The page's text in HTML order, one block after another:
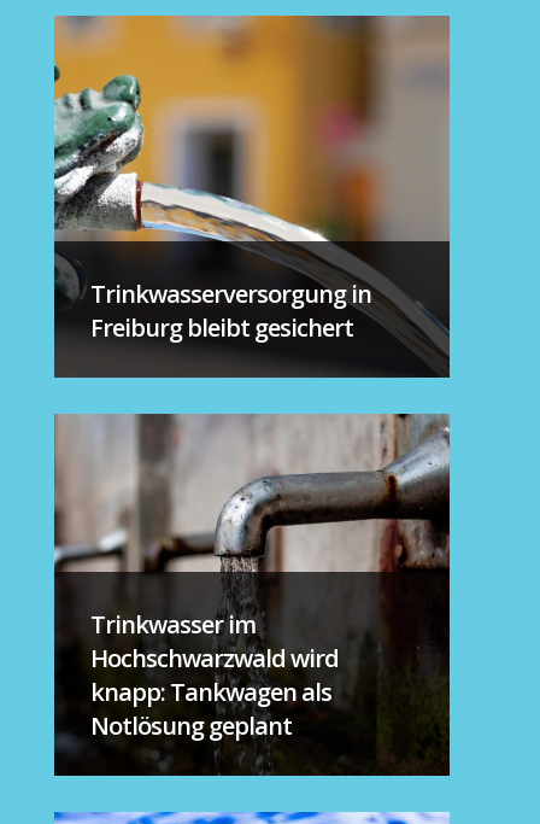
Trinkwasserversorgung in
Freiburg bleibt gesichert
Trinkwasser im
Hochschwarzwald wird
knapp: Tankwagen als
Notlösung geplant